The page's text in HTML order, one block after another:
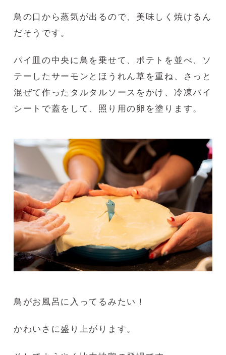
鳥の口から蒸気が出るので、美味しく焼けるん
だそうです。
パイ皿の中央に鳥を乗せて、ポテトを並べ、ソ
テーしたサーモンとほうれん草を重ね、さっと
混ぜて作ったタルタルソースをかけ、冷凍パイ
シートで蓋をして、照り用の卵を塗ります。
鳥がお風呂に入ってるみたい！
かわいさに盛り上がります。